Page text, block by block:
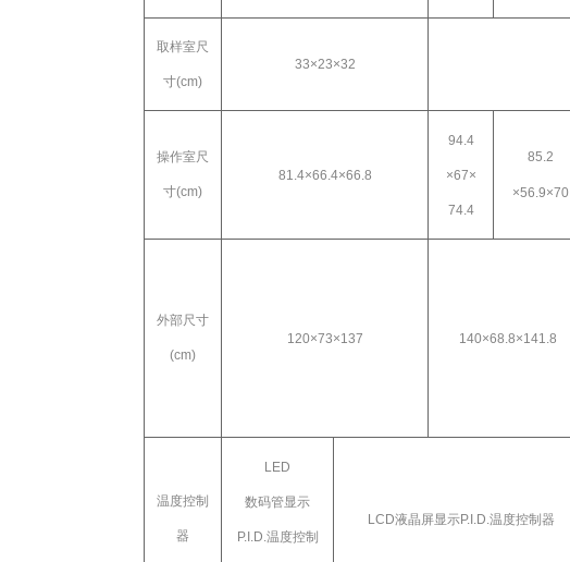
取样室尺
寸(cm)
33×23×32
操作室尺
寸(cm)
81.4×66.4×66.8
94.4
×67×
74.4
85.2
×56.9×70
外部尺寸
(cm)
120×73×137 140×68.8×141.8
温度控制
器
LED
数码管显示
P.I.D.温度控制
LCD液晶屏显示P.I.D.温度控制器